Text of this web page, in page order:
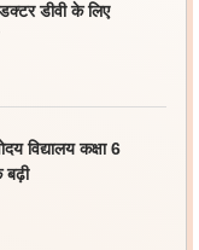
डीवी के लिए
विद्यालय कक्षा 6